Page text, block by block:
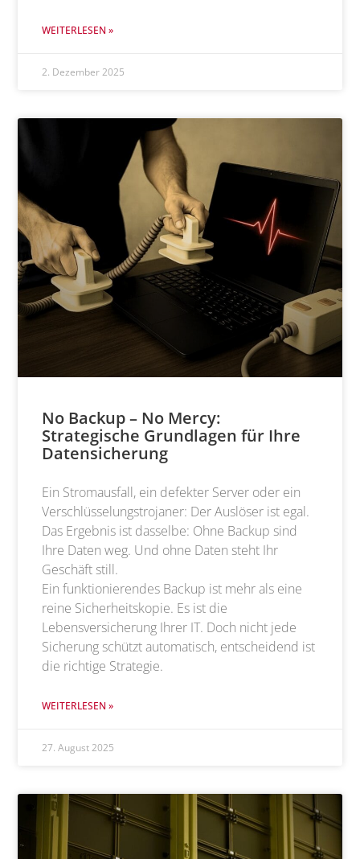
WEITERLESEN »
2. Dezember 2025
No Backup – No Mercy:
Strategische Grundlagen für Ihre
Datensicherung
Ein Stromausfall, ein defekter Server oder ein
Verschlüsselungstrojaner: Der Auslöser ist egal.
Das Ergebnis ist dasselbe: Ohne Backup sind
Ihre Daten weg. Und ohne Daten steht Ihr
Geschäft still.
Ein funktionierendes Backup ist mehr als eine
reine Sicherheitskopie. Es ist die
Lebensversicherung Ihrer IT. Doch nicht jede
Sicherung schützt automatisch, entscheidend ist
die richtige Strategie.
WEITERLESEN »
27. August 2025